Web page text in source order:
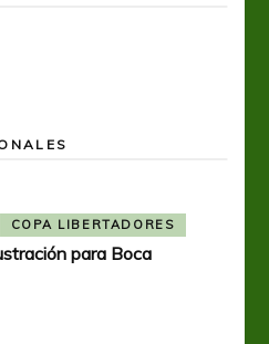
COPA LIBERTADORES
para Boca